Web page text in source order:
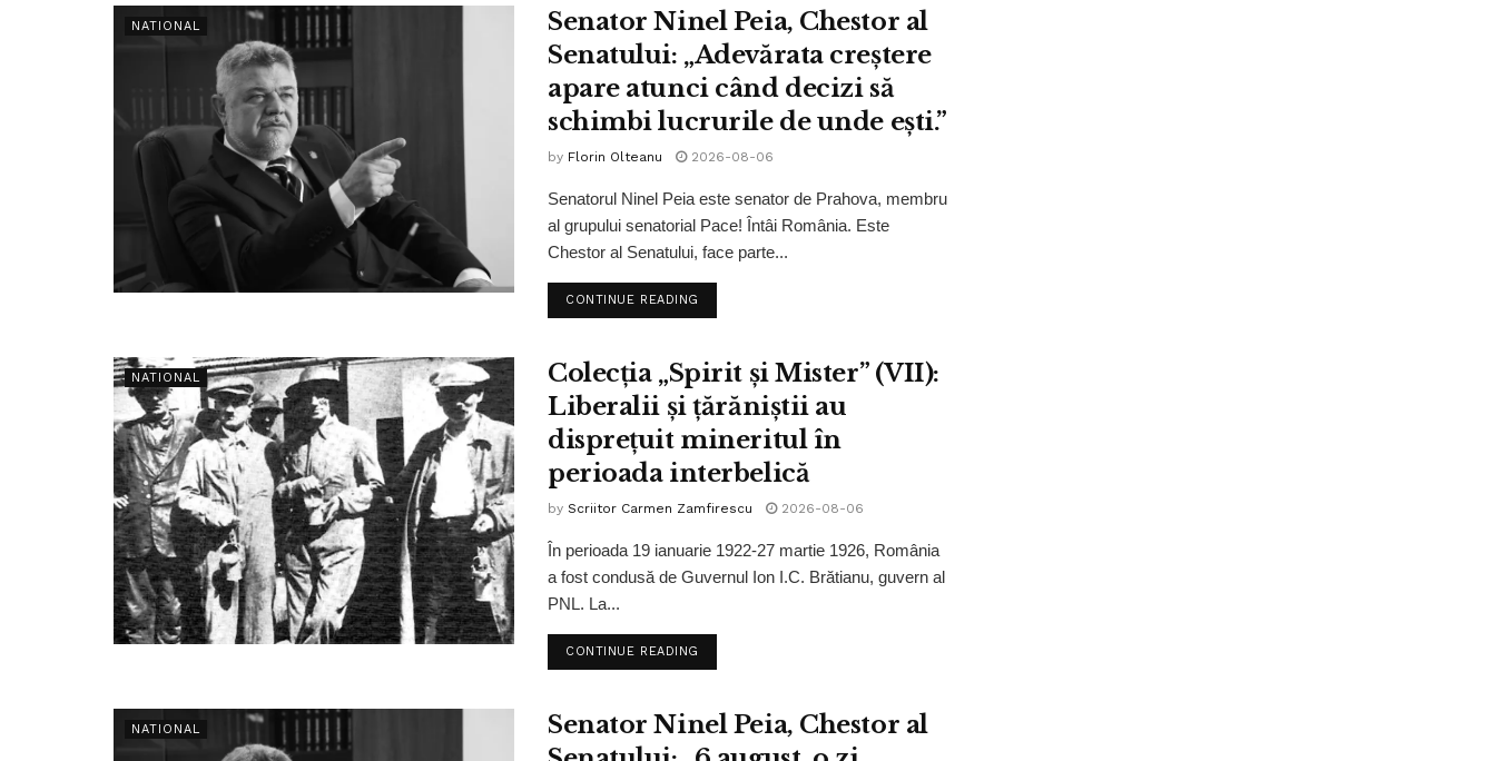
NATIONAL
Senator Ninel Peia, Chestor al
Senatului: „Adevărata creștere
apare atunci când decizi să
schimbi lucrurile de unde ești.”
by Florin Olteanu 2026-08-06
Senatorul Ninel Peia este senator de Prahova, membru
al grupului senatorial Pace! Întâi România. Este
Chestor al Senatului, face parte...
CONTINUE READING
NATIONAL
Colecția „Spirit și Mister” (VII):
Liberalii și țărăniștii au
disprețuit mineritul în
perioada interbelică
by Scriitor Carmen Zamfirescu 2026-08-06
În perioada 19 ianuarie 1922-27 martie 1926, România
a fost condusă de Guvernul Ion I.C. Brătianu, guvern al
PNL. La...
CONTINUE READING
NATIONAL
Senator Ninel Peia, Chestor al